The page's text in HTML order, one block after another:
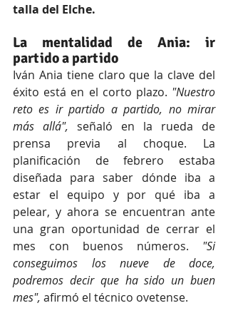
talla del Elche.
La mentalidad de Ania: ir
partido a partido
Iván Ania tiene claro que la clave del
éxito está en el corto plazo. "Nuestro
reto es ir partido a partido, no mirar
más allá", señaló en la rueda de
prensa previa al choque. La
planificación de febrero estaba
diseñada para saber dónde iba a
estar el equipo y por qué iba a
pelear, y ahora se encuentran ante
una gran oportunidad de cerrar el
mes con buenos números. "Si
conseguimos los nueve de doce,
podremos decir que ha sido un buen
mes", afirmó el técnico ovetense.